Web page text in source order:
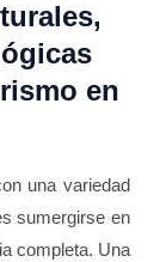
en
una variedad
sumergirse en
completa. Una